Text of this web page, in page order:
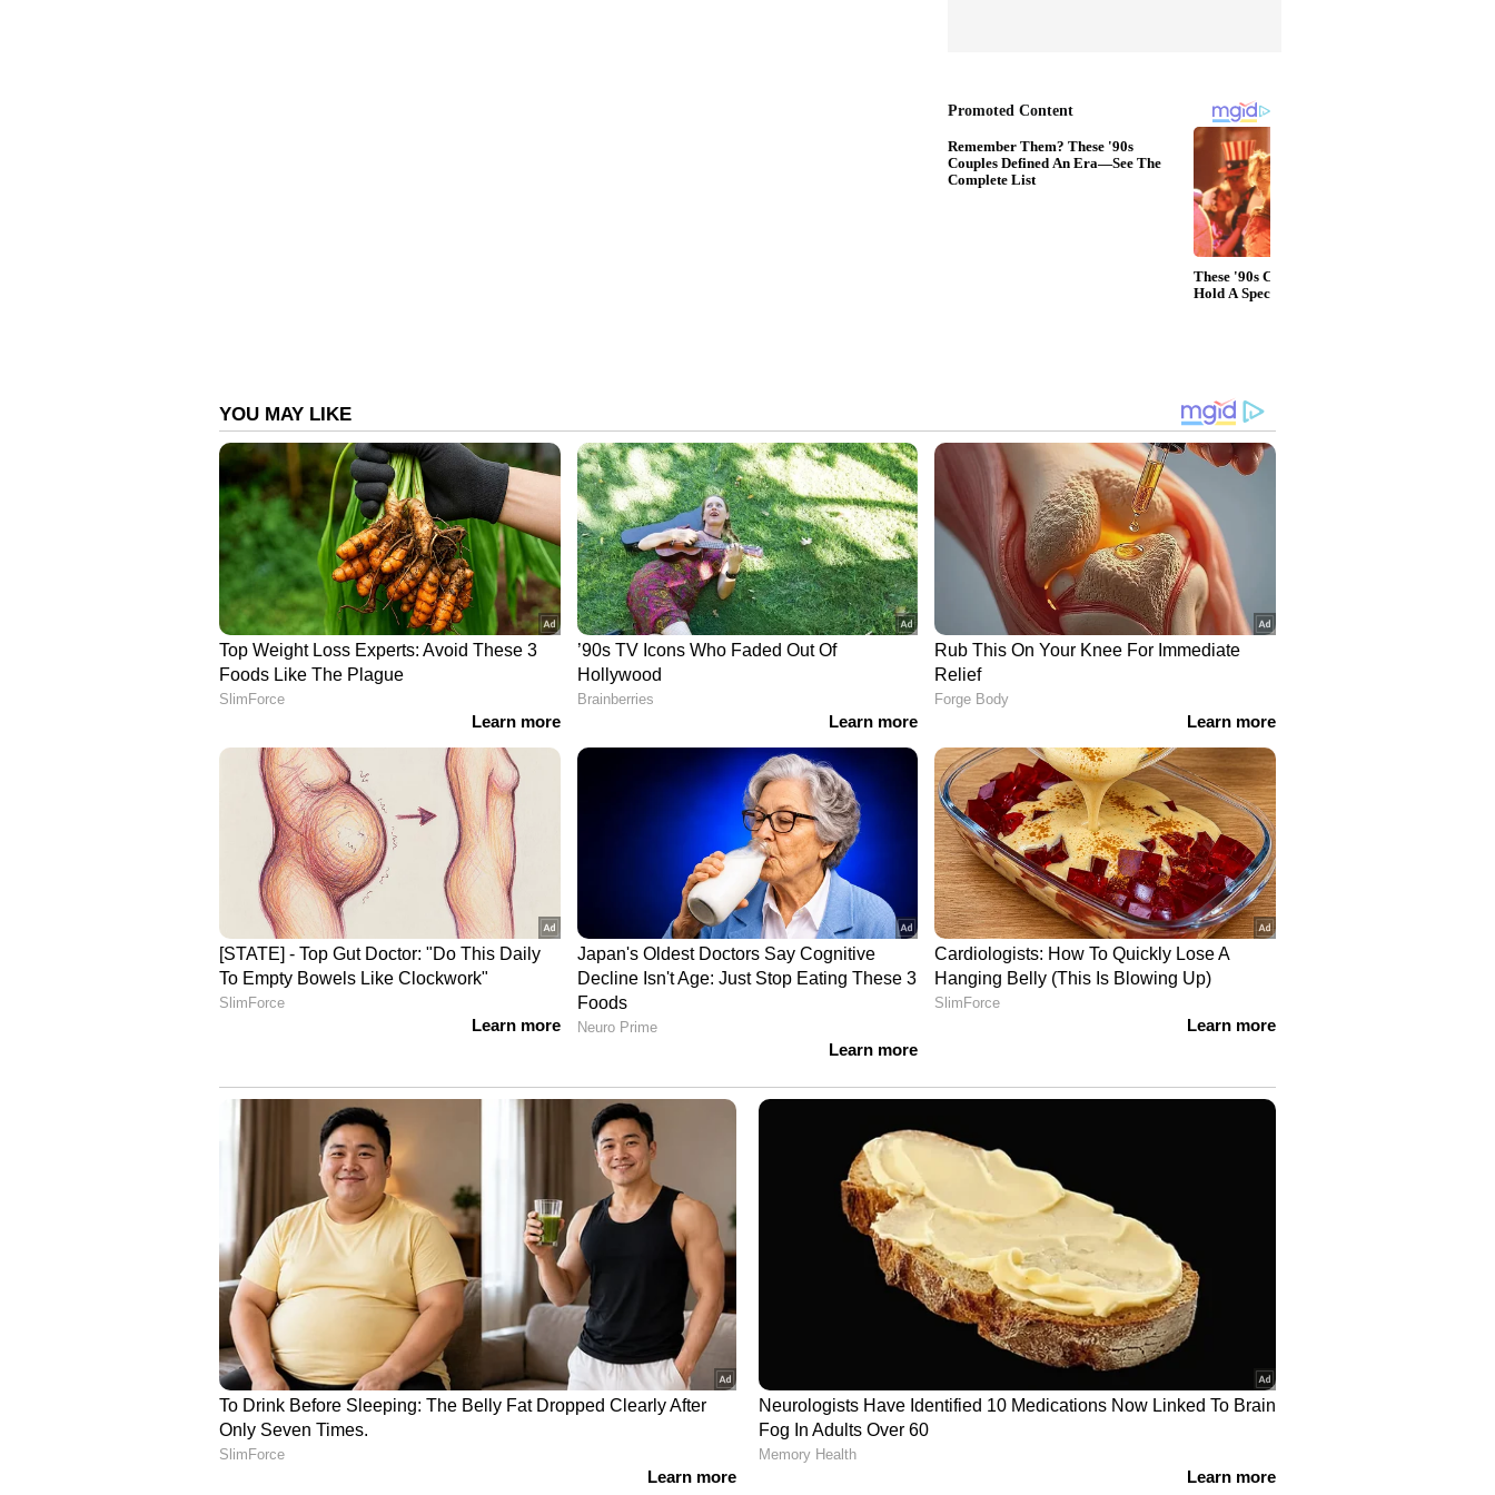
പുകയിലയോ ശ്വസിച്ചവര്‍ ആരെങ്കിലുമുണ്ടോയെന്നും പരിശോധിക്കുന്നു. പ്രദേശത്ത്
ഫീവര്‍ സര്‍വേ നടത്തുകയും ചെയ്തു. നിരീക്ഷണം ശക്തമാക്കുകയും
രോഗലക്ഷണങ്ങള്‍ കണ്ടവര്‍ക്ക് ചികിത്സ ഉറപ്പാക്കുകയും ചെയ്തു. കുളത്തിന്റെ
സാമ്പിളുകള്‍ തുടര്‍ച്ചയായി പരിശോധിക്കാന്‍ നിര്‍ദേശം നല്‍കി.
പ്രോട്ടോകോള്‍ പ്രകാരം 5 മരുന്നുകളുടെ സംയുക്തം ഉപയോഗിച്ചാണ് ചികിത്സ
നടത്തുന്നത്. ചികിത്സയ്ക്കാവശ്യമായ മരുന്നുകള്‍ ലഭ്യമാണ്. കൂടുതല്‍ മരുന്നുകള്‍
എത്തിക്കാനുള്ള നടപടികള്‍ സ്വീകരിക്കാന്‍ കെ.എം.എസ്.സി.എല്‍. മാനേജിംഗ്
ഡയറക്ടര്‍ക്ക് നിര്‍ദേശം നല്‍കി. കെട്ടിക്കിടക്കുന്നതോ ഒഴുകുന്നതോ ആയ ജല
സ്രോതസുകളുമായി ബന്ധപ്പെടുന്ന ആള്‍ക്കാരില്‍ വളരെ അപൂര്‍വമായി കാണുന്ന
രോഗമാണ് അമീബിക്ക് മെനിഞ്ചോ എന്‍സെഫലൈറ്റിസ്. ഇതൊരു പകര്‍ച്ചവ്യാധിയല്ല.
വേനല്‍ക്കാലത്ത് വെള്ളത്തിന്റെ അളവ് കുറയുന്നതോടെയാണ് അമീബ
വര്‍ധിയ്ക്കുകയും കൂടുതലായി കാണുകയും ചെയ്യുന്നത്. വെള്ളത്തിലിറങ്ങുമ്പോള്‍
അടിത്തട്ടിലെ ചേറിലുള്ള അമീബ വെള്ളത്തില്‍ കലങ്ങുകയും മൂക്കിലൂടെ ശരീരത്തില്‍
പ്രവേശിക്കുകയും ചെയ്യുന്നു.
ചെവിയില്‍ പഴുപ്പുള്ളവര്‍ കുളത്തിലും കെട്ടിക്കിടക്കുന്ന വെള്ളത്തിലും മറ്റും കുളിക്കാന്‍
പാടില്ല. കെട്ടിക്കിടക്കുന്ന വെള്ളത്തില്‍ കുളിക്കുന്നതും വെള്ളത്തില്‍ ഡൈവ്
ചെയ്യുന്നതും പരമാവധി ഒഴിവാക്കണം. വാട്ടര്‍ തീം പാര്‍ക്കുകളിലേയും സ്വിമ്മിംഗ്
പൂളുകളിലേയും വെള്ളം കൃത്യമായി ക്ലോറിനേറ്റ് ചെയ്ത് ശുദ്ധമാണെന്ന് ഉറപ്പാക്കണം.
മൂക്കിലേക്ക് വെള്ളം ഒഴിക്കുകയോ ഒരു തരത്തിലും വലിച്ചു കയറ്റുകയോ ചെയ്യരുത്.
മൂക്കില്‍ വെള്ളം കയറാതിരിക്കാന്‍ നേസല്‍ ക്ലിപ്പ് ഉപയോഗിക്കുക. എന്‍.എച്ച്.എം. സ്റ്റേറ്റ്
ഡയറക്ടര്‍മാര്‍, ജില്ലാ മെഡിക്കല്‍ ഓഫീസര്‍, മെഡിക്കല്‍ കോളേജ് പ്രിന്‍സിപ്പല്‍,
മെഡിക്കല്‍ കോളേജ് ആശുപത്രി സൂപ്രണ്ട്, എസ്.എ.ടി. ആശുപത്രി സൂപ്രണ്ട്,
മെഡിക്കല്‍ കോളേജിലെ വിദഗ്ധ ഡോക്ടര്‍മാര്‍, വെണ്‍പകല്‍ സാമൂഹ്യ ആരോഗ്യ
കേന്ദ്രത്തിലെ മെഡിക്കല്‍ ഓഫീസര്‍ എന്നിവര്‍ പങ്കെടുത്തു.
Read More :ഇന്ന് കേരളത്തിൽ ഇടിന്നലോടെ മഴ, മണിക്കൂറിൽ 50 കി.മീ വരെ
വേഗതിയിൽ വരെ കാറ്റ്; 5 ദിവസം 14 ജില്ലകളിലും മഴ സാധ്യത